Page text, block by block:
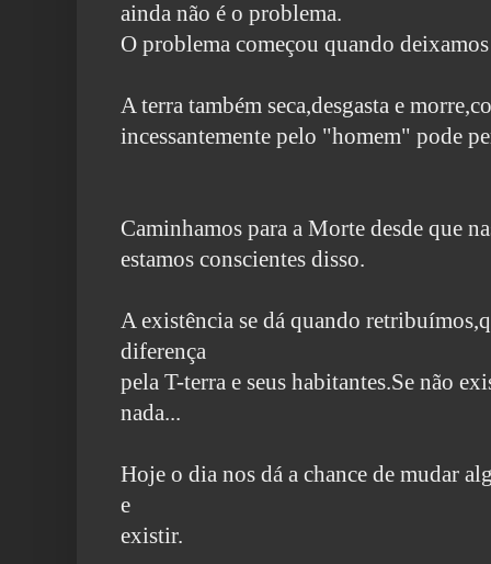
ainda não é o problema.
O problema começou quando
A terra também seca,desgasta e
incessantemente pelo "homem" pode
Caminhamos para a Morte desde que
estamos conscientes disso.
A existência se dá quando
diferença
pela T-terra e seus habitantes.Se não
nada...
Hoje o dia nos dá a chance de mudar
e
existir.